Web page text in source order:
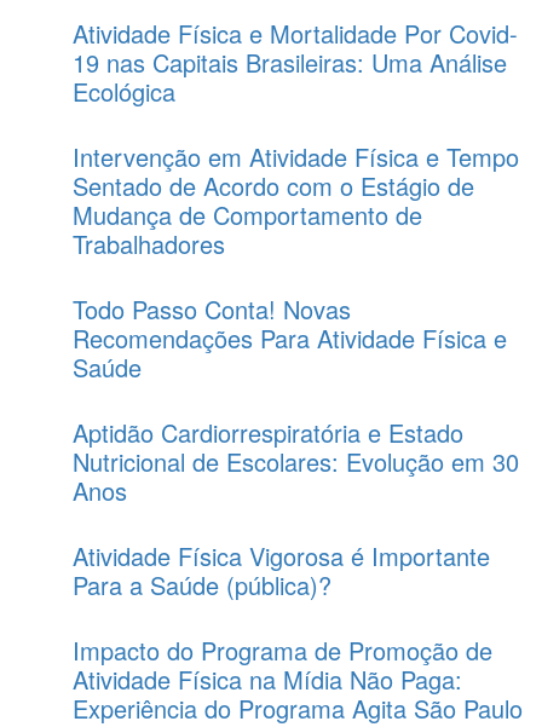
Atividade Física e Mortalidade Por Covid-
19 nas Capitais Brasileiras: Uma Análise
Ecológica
Intervenção em Atividade Física e Tempo
Sentado de Acordo com o Estágio de
Mudança de Comportamento de
Trabalhadores
Todo Passo Conta! Novas
Recomendações Para Atividade Física e
Saúde
Aptidão Cardiorrespiratória e Estado
Nutricional de Escolares: Evolução em 30
Anos
Atividade Física Vigorosa é Importante
Para a Saúde (pública)?
Impacto do Programa de Promoção de
Atividade Física na Mídia Não Paga:
Experiência do Programa Agita São Paulo